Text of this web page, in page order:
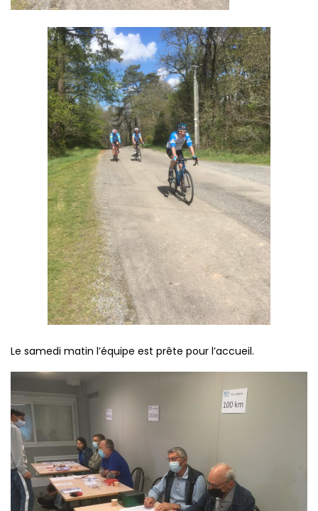
Le samedi matin l’équipe est prête pour l’accueil.